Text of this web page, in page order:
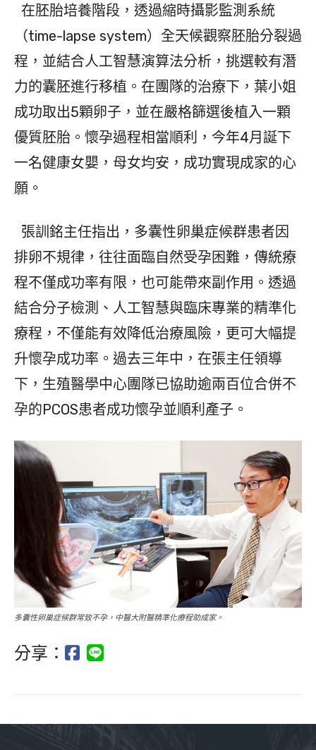
在胚胎培養階段，透過縮時攝影監測系統
（time-lapse system）全天候觀察胚胎分裂過
程，並結合人工智慧演算法分析，挑選較有潛
力的囊胚進行移植。在團隊的治療下，葉小姐
成功取出5顆卵子，並在嚴格篩選後植入一顆
優質胚胎。懷孕過程相當順利，今年4月誕下
一名健康女嬰，母女均安，成功實現成家的心
願。
張訓銘主任指出，多囊性卵巢症候群患者因
排卵不規律，往往面臨自然受孕困難，傳統療
程不僅成功率有限，也可能帶來副作用。透過
結合分子檢測、人工智慧與臨床專業的精準化
療程，不僅能有效降低治療風險，更可大幅提
升懷孕成功率。過去三年中，在張主任領導
下，生殖醫學中心團隊已協助逾兩百位合併不
孕的PCOS患者成功懷孕並順利產子。
多囊性卵巢症候群常致不孕，中醫大附醫精準化療程助成家。
分享：